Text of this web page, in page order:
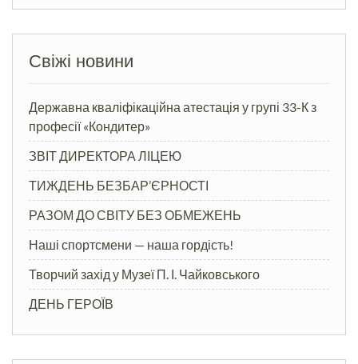
Свіжі новини
Державна кваліфікаційна атестація у групі 33-К з
професії «Кондитер»
ЗВІТ ДИРЕКТОРА ЛІЦЕЮ
ТИЖДЕНЬ БЕЗБАР’ЄРНОСТІ
РАЗОМ ДО СВІТУ БЕЗ ОБМЕЖЕНЬ
Наші спортсмени — наша гордість!
Творчий захід у Музеї П. І. Чайковського
ДЕНЬ ГЕРОЇВ